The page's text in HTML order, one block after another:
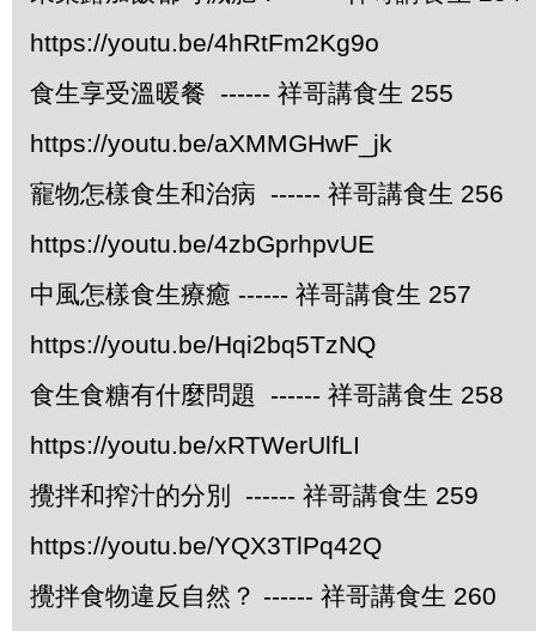
https://youtu.be/4hRtFm2Kg9o
食生享受溫暖餐 ------ 祥哥講食生 255
https://youtu.be/aXMMGHwF_jk
寵物怎樣食生和治病 ------ 祥哥講食生 256
https://youtu.be/4zbGprhpvUE
中風怎樣食生療癒 ------ 祥哥講食生 257
https://youtu.be/Hqi2bq5TzNQ
食生食糖有什麼問題 ------ 祥哥講食生 258
https://youtu.be/xRTWerUlfLI
攪拌和搾汁的分別 ------ 祥哥講食生 259
https://youtu.be/YQX3TlPq42Q
攪拌食物違反自然？ ------ 祥哥講食生 260